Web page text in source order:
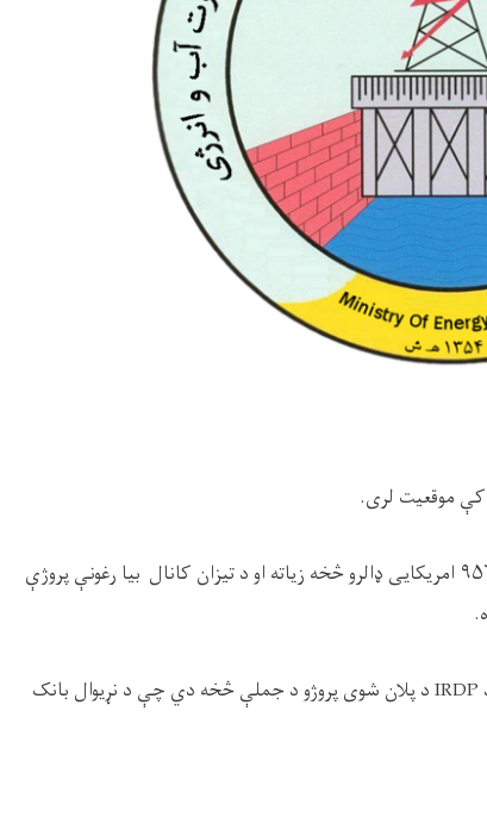
کې موقعیت لری.
بیا رغونې د پروژې لګښت شاوخوا د ۹۵۶۲۵۴ امریکایی ډالرو څخه زیاته او د تیزان کانال بیا رغونې پروژې
IRDPد پلان شوی پروژو د جملې څخه دي چې د نړیوال بانک